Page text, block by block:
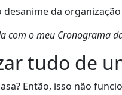
da
o meu Cronograma
tudo de
Então, isso não